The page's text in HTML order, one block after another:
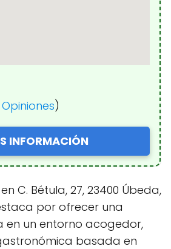
)
INFORMACIÓN
C. Bétula, 27, 23400 Úbeda,
por ofrecer una
en un entorno acogedor,
basada en